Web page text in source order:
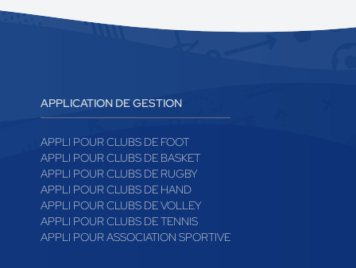
APPLICATION DE GESTION
APPLI POUR CLUBS DE FOOT
APPLI POUR CLUBS DE BASKET
APPLI POUR CLUBS DE RUGBY
APPLI POUR CLUBS DE HAND
APPLI POUR CLUBS DE VOLLEY
APPLI POUR CLUBS DE TENNIS
APPLI POUR ASSOCIATION SPORTIVE